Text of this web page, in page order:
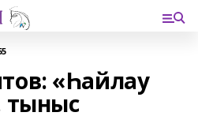
«Һайлау
тыныс